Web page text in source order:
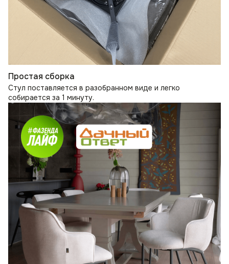
Простая сборка
Стул поставляется в разобранном виде и легко
собирается за 1 минуту.